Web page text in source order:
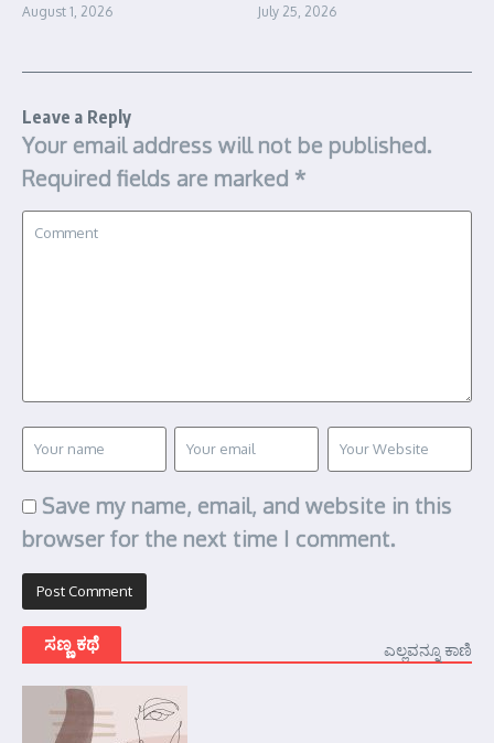
August 1, 2026 July 25, 2026
Leave a Reply
Your email address will not be published.
Required fields are marked *
Save my name, email, and website in this
browser for the next time I comment.
ಸಣ್ಣ ಕಥೆ ಎಲ್ಲವನ್ನೂ ಕಾಣಿ